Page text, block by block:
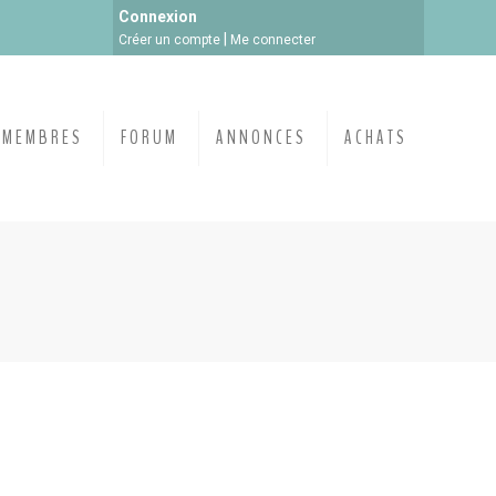
Connexion
Créer un compte Me connecter
MEMBRES FORUM ANNONCES ACHATS